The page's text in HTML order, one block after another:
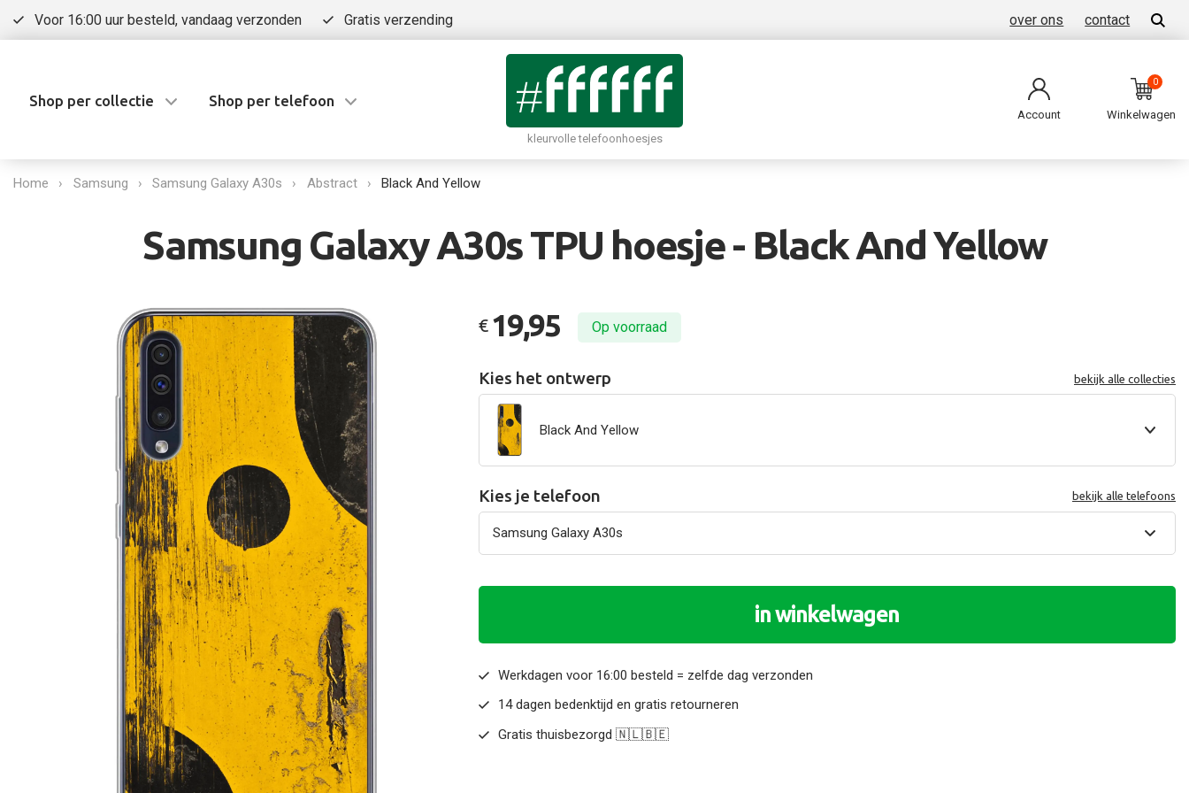
Voor 16:00 uur besteld, vandaag verzonden Gratis verzending over ons contact
Shop per collectie Shop per telefoon
kleurvolle telefoonhoesjes
Account
0
Winkelwagen
Home Samsung Samsung Galaxy A30s Abstract Black And Yellow
Samsung Galaxy A30s TPU hoesje - Black And Yellow
€ 19,95 Op voorraad
Kies het ontwerp bekijk alle collecties
Black And Yellow
Kies je telefoon bekijk alle telefoons
in winkelwagen
Werkdagen voor 16:00 besteld = zelfde dag verzonden
14 dagen bedenktijd en gratis retourneren
Gratis thuisbezorgd 🇳🇱🇧🇪